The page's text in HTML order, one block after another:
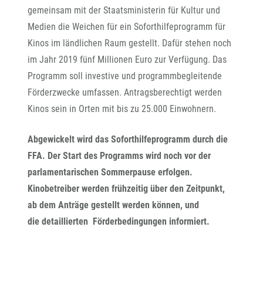
gemeinsam mit der Staatsministerin für Kultur und
Medien die Weichen für ein Soforthilfeprogramm für
Kinos im ländlichen Raum gestellt. Dafür stehen noch
im Jahr 2019 fünf Millionen Euro zur Verfügung. Das
Programm soll investive und programmbegleitende
Förderzwecke umfassen. Antragsberechtigt werden
Kinos sein in Orten mit bis zu 25.000 Einwohnern.
Abgewickelt wird das Soforthilfeprogramm durch die
FFA. Der Start des Programms wird noch vor der
parlamentarischen Sommerpause erfolgen.
Kinobetreiber werden frühzeitig über den Zeitpunkt,
ab dem Anträge gestellt werden können, und
die detaillierten Förderbedingungen informiert.